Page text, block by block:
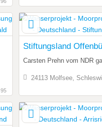
95
Stiftungsland
Carsten Prehn vom NDR
24113 Molfsee,